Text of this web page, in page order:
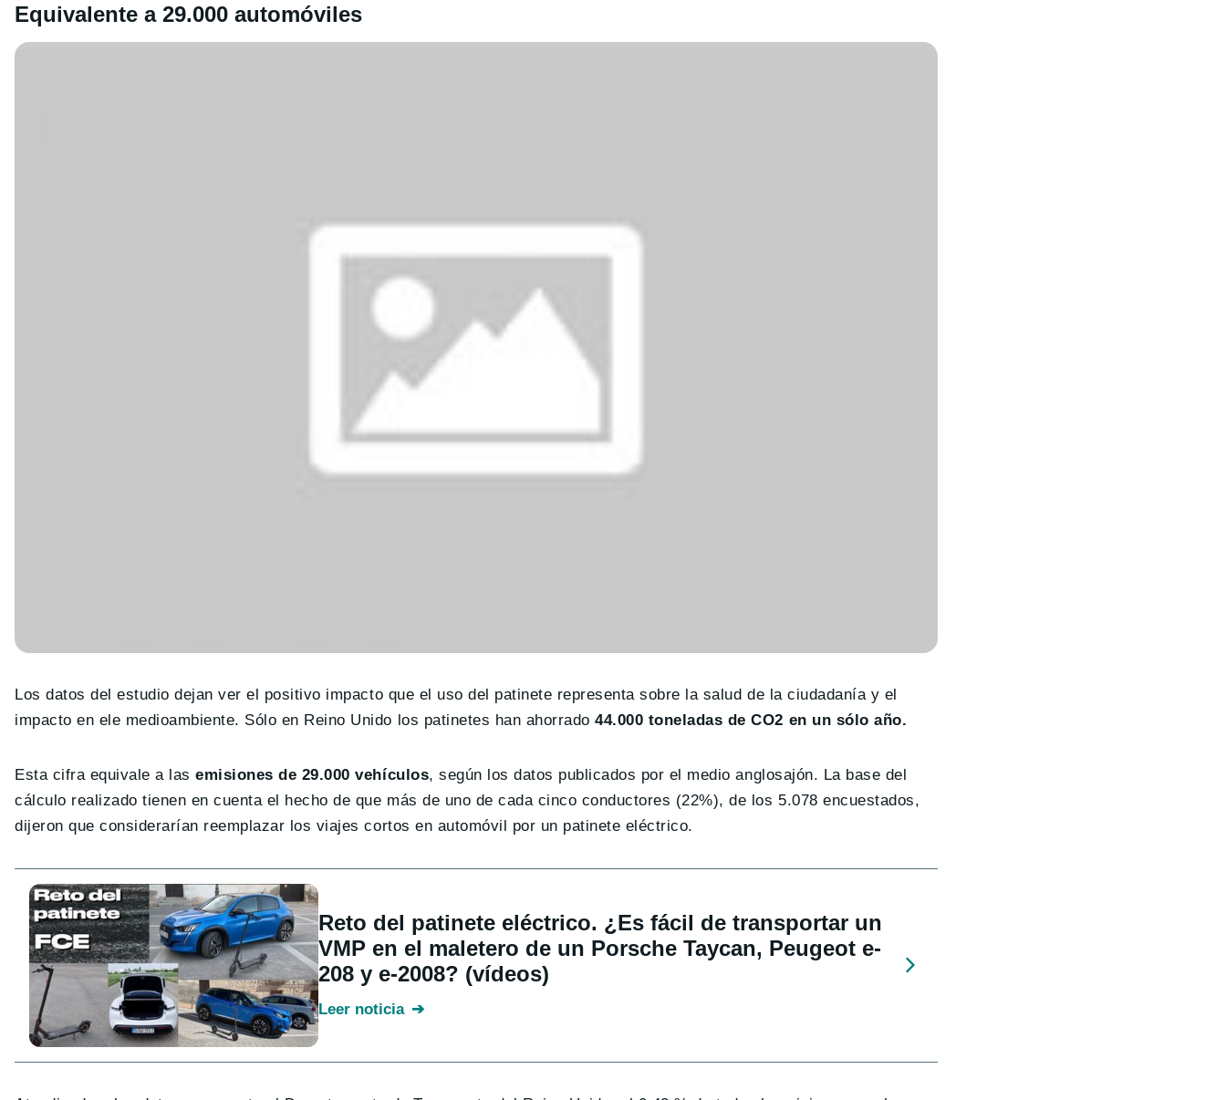
Equivalente a 29.000 automóviles
Los datos del estudio dejan ver el positivo impacto que el uso del patinete representa sobre la salud de la ciudadanía y el
impacto en ele medioambiente. Sólo en Reino Unido los patinetes han ahorrado 44.000 toneladas de CO2 en un sólo año.
Esta cifra equivale a lasemisiones de 29.000 vehículos, según los datos publicados por el medio anglosajón. La base del
cálculo realizado tienen en cuenta el hecho de que más de uno de cada cinco conductores (22%), de los 5.078 encuestados,
dijeron que considerarían reemplazar los viajes cortos en automóvil por un patinete eléctrico.
Reto del patinete eléctrico. ¿Es fácil de transportar un
VMP en el maletero de un Porsche Taycan, Peugeot e-
208 y e-2008? (vídeos)
Leer noticia